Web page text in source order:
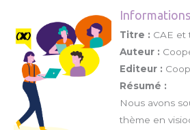
Titre : CAE et
Auteur :
Editeur :
Résumé :
Nous avons
thème en